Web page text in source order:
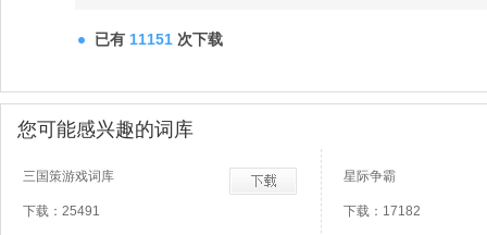
迅捷斥候提莫提莫、发条魔灵奥莉安娜发条、
德玛西亚皇子嘉文四世皇子、
已有 11151 次下载
您可能感兴趣的词库
三国策游戏词库
下载：25491
星际争霸
下载：17182